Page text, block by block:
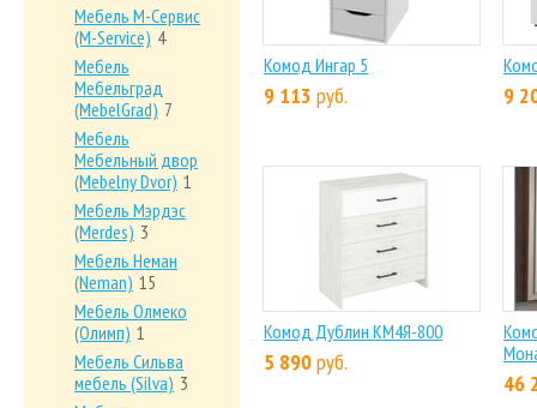
Комод Ингар 5
9 113 руб. 9
Комод Дублин КМ4Я-800
5 890руб.
46
Мебель М-Сервис
(M-Service) 4
Мебель
Мебельград
(MebelGrad) 7
Мебель
Мебельный двор
(Mebelny Dvor) 1
Мебель Мэрдэс
(Merdes) 3
Мебель Неман
(Neman) 15
Мебель Олмеко
(Олимп) 1
Мебель Сильва
мебель (Silva) 3